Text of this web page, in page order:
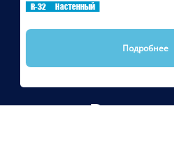
R-32 Настенный
Подробнее